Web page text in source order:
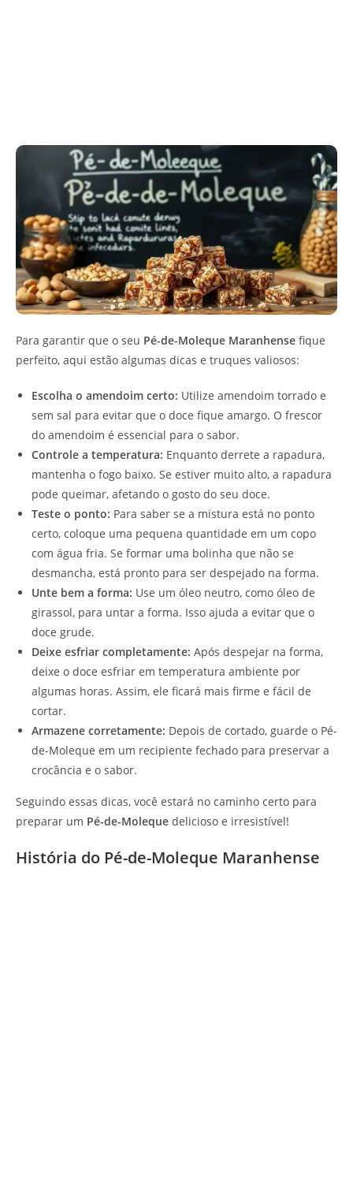
Para garantir que o seu Pé-de-Moleque Maranhense fique
perfeito, aqui estão algumas dicas e truques valiosos:
Escolha o amendoim certo: Utilize amendoim torrado e
sem sal para evitar que o doce fique amargo. O frescor
do amendoim é essencial para o sabor.
Controle a temperatura: Enquanto derrete a rapadura,
mantenha o fogo baixo. Se estiver muito alto, a rapadura
pode queimar, afetando o gosto do seu doce.
Teste o ponto: Para saber se a mistura está no ponto
certo, coloque uma pequena quantidade em um copo
com água fria. Se formar uma bolinha que não se
desmancha, está pronto para ser despejado na forma.
Unte bem a forma: Use um óleo neutro, como óleo de
girassol, para untar a forma. Isso ajuda a evitar que o
doce grude.
Deixe esfriar completamente: Após despejar na forma,
deixe o doce esfriar em temperatura ambiente por
algumas horas. Assim, ele ficará mais firme e fácil de
cortar.
Armazene corretamente: Depois de cortado, guarde o Pé-
de-Moleque em um recipiente fechado para preservar a
crocância e o sabor.
Seguindo essas dicas, você estará no caminho certo para
preparar um Pé-de-Moleque delicioso e irresistível!
História do Pé-de-Moleque Maranhense